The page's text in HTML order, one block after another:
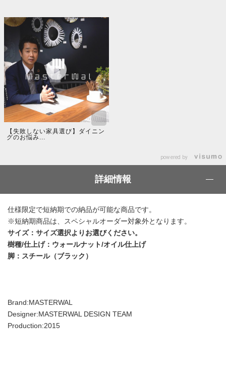
【失敗しない家具選び】ダイニン
グのお悩み...
powered by
詳細情報
仕様限定で短納期での納品が可能な商品です。
※短納期商品は、スペシャルオーダー対象外となります。
サイズ：サイズ選択よりお選びください。
樹種/仕上げ：ウォールナット/オイル仕上げ
脚：スチール（ブラック）
Brand:MASTERWAL
Designer:MASTERWAL DESIGN TEAM
Production:2015